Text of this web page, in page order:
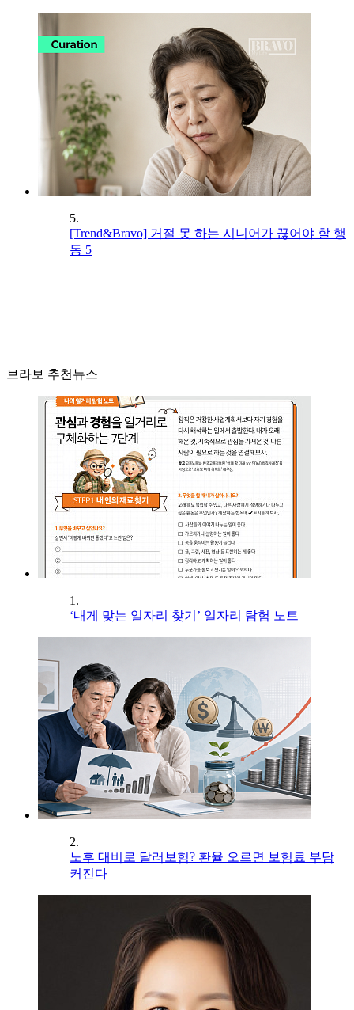
5.
[Trend&Bravo] 거절 못 하는 시니어가 끊어야 할 행
동 5
브라보 추천뉴스
1.
‘내게 맞는 일자리 찾기’ 일자리 탐험 노트
2.
노후 대비로 달러보험? 환율 오르면 보험료 부담
커진다